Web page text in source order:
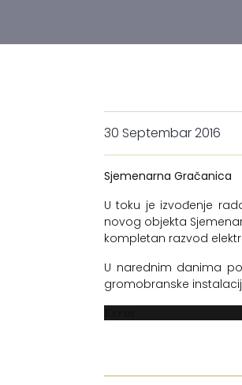
30 Septembar 2016
Sjemenarna Gračanica
U toku je izvođenje
novog objekta
kompletan razvod
U narednim danima
gromobranske